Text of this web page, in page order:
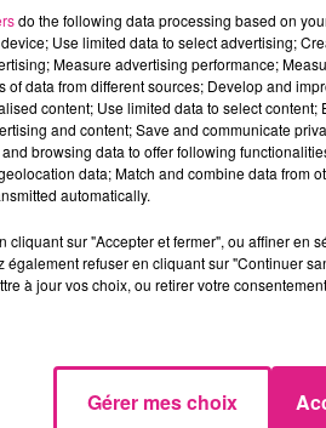
lorrain. A la suite
adopt� le budget primitif
R�gion Grand Est) est
en 2017. L'a�roport devrait
lorrains pourront s'envoler
(Bulgarie) seront
niveau qu'en 2016 afin
fin 2017. La section de
do the following data processing based on
Use limited data to select advertising;
Measure advertising performance;
of data from different sources; Develop and
content; Use limited data to select
and content; Save and communicate
browsing data to offer following
data; Match and combine data from
automatically.
cliquant sur "Accepter et fermer", ou affiner en
également refuser en cliquant sur "Continuer
à jour vos choix, ou retirer votre
Gérer mes choix